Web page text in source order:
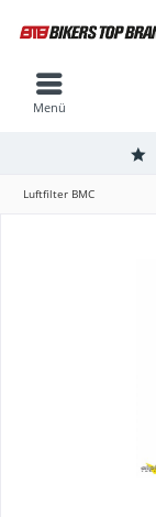
Menü
Luftfilter BMC